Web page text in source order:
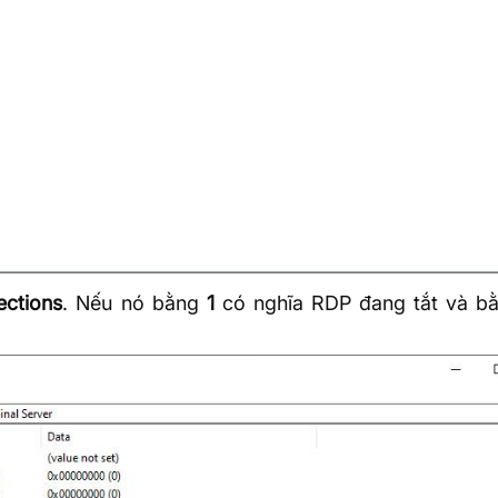
. Nếu nó bằng 1 có nghĩa RDP đang tắt và